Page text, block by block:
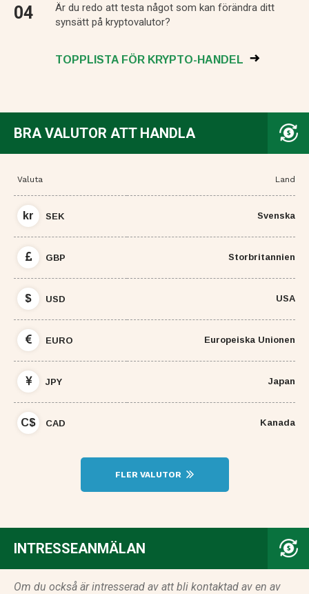
Är du redo att testa något som kan förändra ditt
synsätt på kryptovalutor?
TOPPLISTA FÖR KRYPTO-HANDEL
BRA VALUTOR ATT HANDLA
Valuta Land
kr SEK Svenska
GBP Storbritannien
$ USD USA
EURO Europeiska Unionen
JPY Japan
C$ CAD Kanada
FLER VALUTOR
INTRESSEANMÄLAN
Om du också är intresserad av att bli kontaktad av en av